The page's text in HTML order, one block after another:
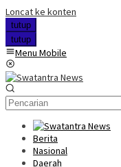
Loncat ke konten
tutup
tutup
Menu Mobile
Berita
Nasional
Daerah